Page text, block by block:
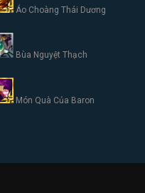
Áo Choàng Thái Dương
Bùa Nguyệt Thạch
Món Quà Của Baron